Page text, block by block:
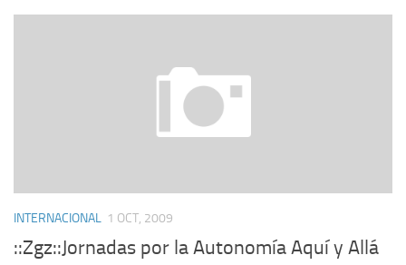
INTERNACIONAL 1 OCT, 2009
::Zgz::Jornadas por la Autonomía Aquí y Allá